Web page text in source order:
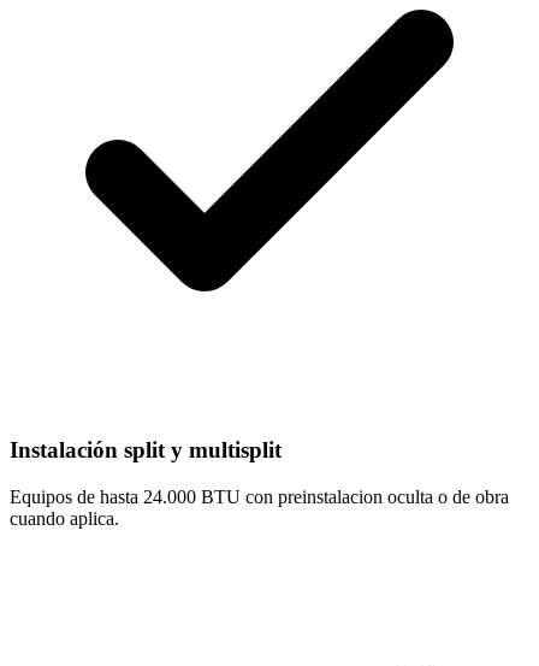
Instalación split y multisplit
Equipos de hasta 24.000 BTU con preinstalacion oculta o de obra
cuando aplica.